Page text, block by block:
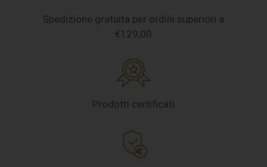
Spedizione gratuita per ordini superiori a
€129,00
Prodotti certificati